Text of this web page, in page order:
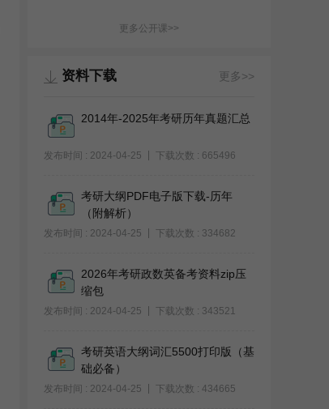
更多公开课>>
资料下载 更多>>
2014年-2025年考研历年真题汇总
发布时间 : 2024-04-25 下载次数 : 665496
考研大纲PDF电子版下载-历年
（附解析）
发布时间 : 2024-04-25 下载次数 : 334682
2026年考研政数英备考资料zip压
缩包
发布时间 : 2024-04-25 下载次数 : 343521
考研英语大纲词汇5500打印版（基
础必备）
发布时间 : 2024-04-25 下载次数 : 434665